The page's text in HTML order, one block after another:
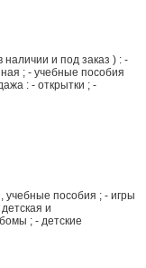
наличии и под заказ ) : -
; - учебные пособия
: - открытки ; -
учебные пособия ; - игры
и
; - детские